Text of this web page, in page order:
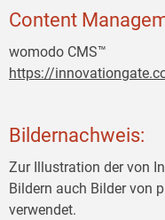
Content
womodo CMS™
https://
Bildernachweis:
Zur Illustration der von
Bildern auch Bilder von
verwendet.